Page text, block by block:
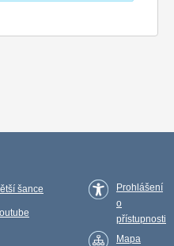
šance
Prohlášení
o
přístupnosti
Mapa